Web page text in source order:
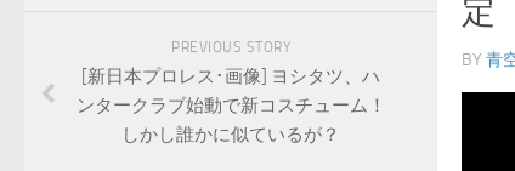
定
BY 青
PREVIOUS STORY
[新日本プロレス･画像] ヨシタツ、ハ
ンタークラブ始動で新コスチューム！
しかし誰かに似ているが？